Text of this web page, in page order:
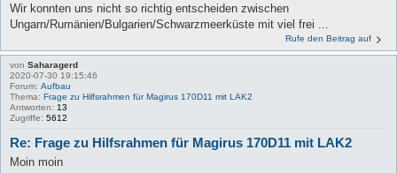
Wir konnten uns nicht so richtig entscheiden zwischen
Ungarn/Rumänien/Bulgarien/Schwarzmeerküste mit viel frei ...
Rufe den Beitrag auf
von Saharagerd
2020-07-30 19:15:46
Forum: Aufbau
Thema: Frage zu Hilfsrahmen für Magirus 170D11 mit LAK2
Antworten: 13
Zugriffe: 5612
Re: Frage zu Hilfsrahmen für Magirus 170D11 mit LAK2
Moin moin